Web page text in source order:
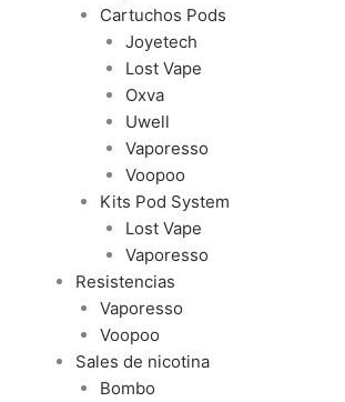
Cartuchos Pods
Joyetech
Lost Vape
Oxva
Uwell
Vaporesso
Voopoo
Kits Pod System
Lost Vape
Vaporesso
Resistencias
Vaporesso
Voopoo
Sales de nicotina
Bombo